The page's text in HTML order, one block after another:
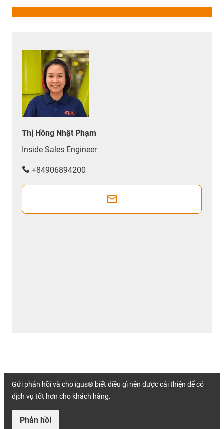
Thị Hồng Nhật Phạm
Inside Sales Engineer
+84906894200
Gửi phản hồi và cho igus® biết điều gì nên được cải thiện để có
dịch vụ tốt hơn cho khách hàng.
Phản hồi